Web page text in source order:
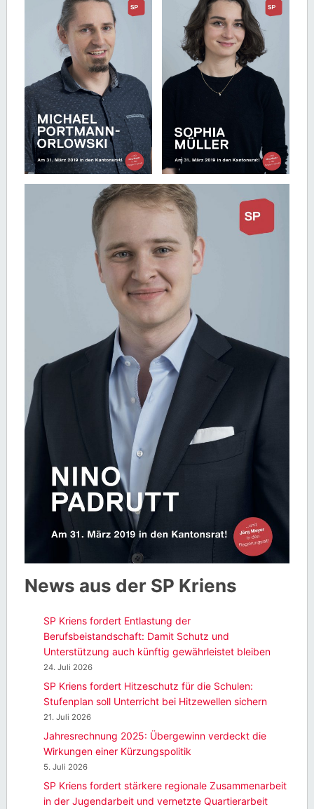
News aus der SP Kriens
SP Kriens fordert Entlastung der
Berufsbeistandschaft: Damit Schutz und
Unterstützung auch künftig gewährleistet bleiben
24. Juli 2026
SP Kriens fordert Hitzeschutz für die Schulen:
Stufenplan soll Unterricht bei Hitzewellen sichern
21. Juli 2026
Jahresrechnung 2025: Übergewinn verdeckt die
Wirkungen einer Kürzungspolitik
5. Juli 2026
SP Kriens fordert stärkere regionale Zusammenarbeit
in der Jugendarbeit und vernetzte Quartierarbeit